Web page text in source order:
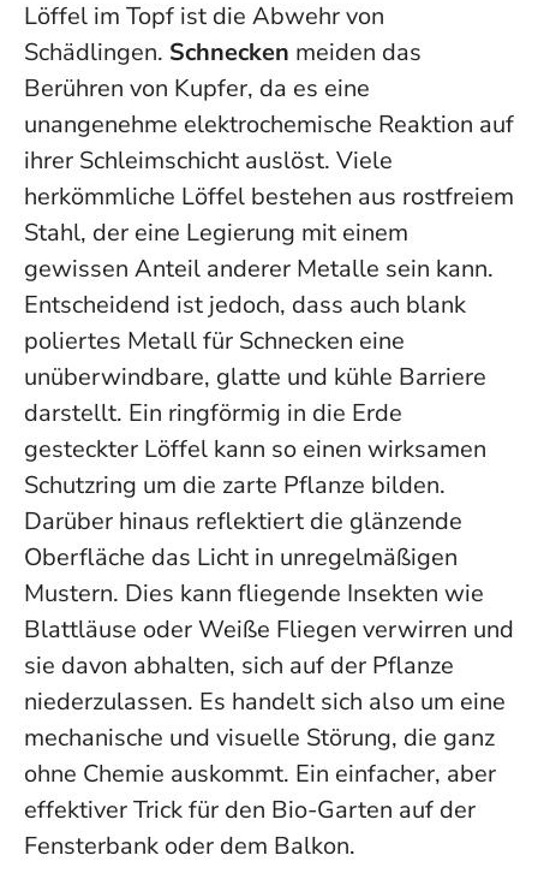
Löffel im Topf ist die Abwehr von
Schädlingen. Schnecken meiden das
Berühren von Kupfer, da es eine
unangenehme elektrochemische Reaktion auf
ihrer Schleimschicht auslöst. Viele
herkömmliche Löffel bestehen aus rostfreiem
Stahl, der eine Legierung mit einem
gewissen Anteil anderer Metalle sein kann.
Entscheidend ist jedoch, dass auch blank
poliertes Metall für Schnecken eine
unüberwindbare, glatte und kühle Barriere
darstellt. Ein ringförmig in die Erde
gesteckter Löffel kann so einen wirksamen
Schutzring um die zarte Pflanze bilden.
Darüber hinaus reflektiert die glänzende
Oberfläche das Licht in unregelmäßigen
Mustern. Dies kann fliegende Insekten wie
Blattläuse oder Weiße Fliegen verwirren und
sie davon abhalten, sich auf der Pflanze
niederzulassen. Es handelt sich also um eine
mechanische und visuelle Störung, die ganz
ohne Chemie auskommt. Ein einfacher, aber
effektiver Trick für den Bio-Garten auf der
Fensterbank oder dem Balkon.